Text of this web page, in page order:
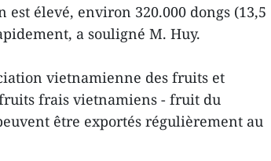
élevé, environ 320.000 dongs (13,5
a souligné M. Huy.
vietnamienne des fruits et
frais vietnamiens - fruit du
être exportés régulièrement au